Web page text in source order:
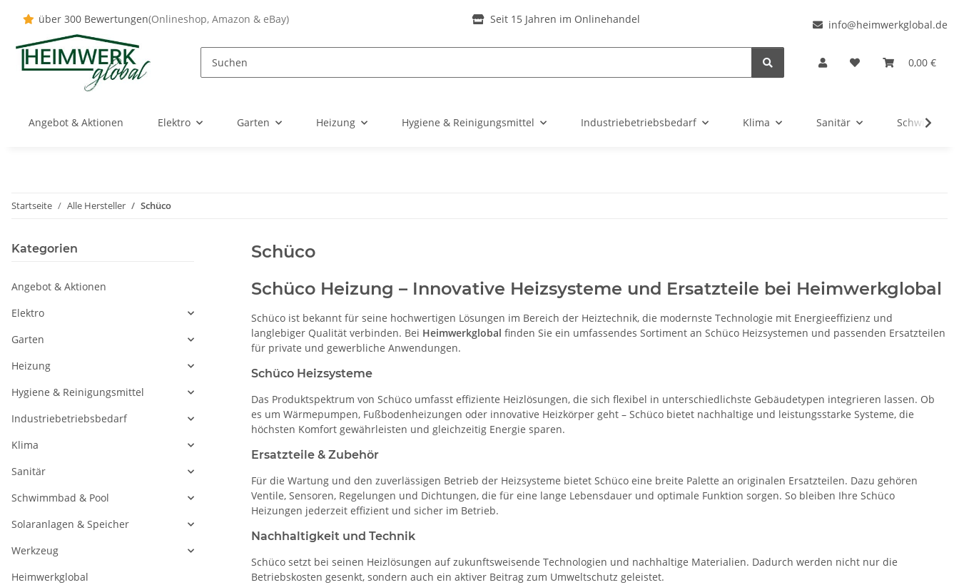
über 300 Bewertungen(Onlineshop, Amazon & eBay) Seit 15 Jahren im Onlinehandel info@heimwerkglobal.de
0,00 €
Angebot & Aktionen Elektro Garten Heizung Hygiene & Reinigungsmittel Industriebetriebsbedarf Klima Sanitär
Startseite Alle Hersteller Schüco
Schüco
Schüco Heizung – Innovative Heizsysteme und Ersatzteile bei Heimwerkglobal
Schüco ist bekannt für seine hochwertigen Lösungen im Bereich der Heiztechnik, die modernste Technologie mit Energieeffizienz und
langlebiger Qualität verbinden. Bei Heimwerkglobal finden Sie ein umfassendes Sortiment an Schüco Heizsystemen und passenden Ersatzteilen
für private und gewerbliche Anwendungen.
Schüco Heizsysteme
Das Produktspektrum von Schüco umfasst effiziente Heizlösungen, die sich flexibel in unterschiedlichste Gebäudetypen integrieren lassen. Ob
es um Wärmepumpen, Fußbodenheizungen oder innovative Heizkörper geht – Schüco bietet nachhaltige und leistungsstarke Systeme, die
höchsten Komfort gewährleisten und gleichzeitig Energie sparen.
Ersatzteile & Zubehör
Für die Wartung und den zuverlässigen Betrieb der Heizsysteme bietet Schüco eine breite Palette an originalen Ersatzteilen. Dazu gehören
Ventile, Sensoren, Regelungen und Dichtungen, die für eine lange Lebensdauer und optimale Funktion sorgen. So bleiben Ihre Schüco
Heizungen jederzeit effizient und sicher im Betrieb.
Nachhaltigkeit und Technik
Schüco setzt bei seinen Heizlösungen auf zukunftsweisende Technologien und nachhaltige Materialien. Dadurch werden nicht nur die
Betriebskosten gesenkt, sondern auch ein aktiver Beitrag zum Umweltschutz geleistet.
Kategorien
Angebot & Aktionen
Elektro
Garten
Heizung
Hygiene & Reinigungsmittel
Industriebetriebsbedarf
Klima
Sanitär
Schwimmbad & Pool
Solaranlagen & Speicher
Werkzeug
Heimwerkglobal